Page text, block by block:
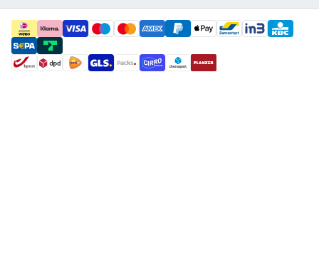
payment methods
shipment methods